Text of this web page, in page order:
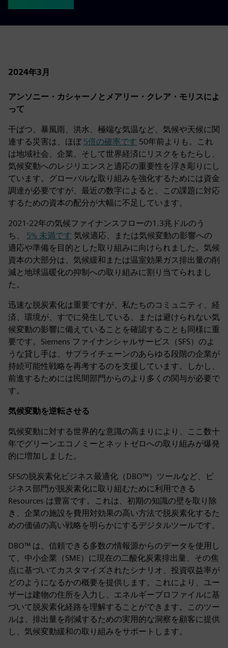
2024年3月
アンソニー・カシャーノとメアリー・クレア・モリスによ
って
干ばつ、暴風雨、洪水、極端な気温など、気候や天候に関
連する災害は、ほぼ 5倍の確率です 50年前よりも。これ
は地域社会、企業、そして世界経済にリスクをもたらし、
気候変動へのレジリエンスと適応の重要性を浮き彫りにし
ています。グローバルな取り組みを強化するためには資金
調達が必要ですが、最近の数字によると、この課題に対応
するための資本の配分が大幅に不足しています。
2021-22年の気候ファイナンスフローの1.3兆ドルのう
ち、 5% 未満です 気候適応、または気候変動の影響への
適応や準備を目的とした取り組みに向けられました。気候
資本の大部分は、気候緩和または温室効果ガス排出量の削
減と地球温暖化の抑制への取り組みに割り当てられまし
た。
迅速な脱炭素化は重要ですが、私たちのコミュニティ、経
済、環境が、すでに発生している、または避けられない気
候変動の影響に備えていることを確認することも同様に重
要です。Siemens ファイナンシャルサービス（SFS）のよ
うな貸し手は、サプライチェーンのあらゆる段階の企業が
持続可能性戦略を再考するのを支援しています。しかし、
前進するためには民間部門からのより多くの関与が必要で
す。
気候変動を逆転させる
気候変動に対する世界的な意識の高まりにより、ここ数十
年でグリーンエコノミーとネットゼロへの取り組みが爆発
的に増加しました。
SFSの脱炭素化ビジネス最適化（DBO™）ツールなど、ビ
ジネス部門が脱炭素化に取り組むために利用できる
Resources は豊富です。これは、初期の知識の壁を取り除
き、企業の施設を費用対効果の高い方法で脱炭素化するた
めの価値の高い戦略を明らかにするデジタルツールです。
DBO™ は、信頼できる多数の情報源からのデータを使用し
て、中小企業（SME）に現在の二酸化炭素排出量、その焦
点に基づいてカスタマイズされたシナリオ、投資収益率が
どのようになるかの概要を提供します。これにより、ユー
ザーは建物の住所を入力し、エネルギープロファイルに基
づいて脱炭素化経路を理解することができます。このツー
ルは、排出量を削減するための実用的な洞察を顧客に提供
し、気候変動緩和の取り組みをサポートします。